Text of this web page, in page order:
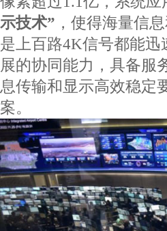
示技术” ，使得海量信
是上百路4K信号都能迅
展的协同能力，具备服
息传输和显示高效稳定
案。